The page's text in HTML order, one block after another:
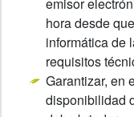
hora desde
informática de
requisitos
Garantizar, en
disponibilidad